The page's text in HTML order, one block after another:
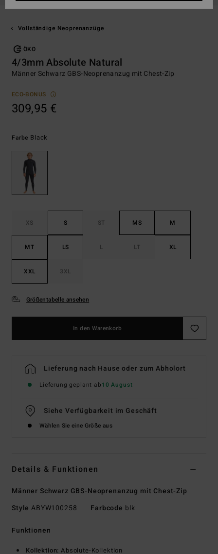
Vollständige Neoprenanzüge
ÖKO
4/3mm Absolute Natural
Männer Schwarz GBS-Neoprenanzug mit Chest-Zip
ECO-BONUS
309,95 €
Farbe Black
XS S ST MS M
MT LS L LT XL
XXL 3XL
Größentabelle ansehen
In den Warenkorb
Lieferung nach Hause oder zum Abholort
Lieferung geplant ab10 August
Siehe Verfügbarkeit im Geschäft
Wählen Sie eine Größe aus
Details & Funktionen
Männer Schwarz GBS-Neoprenanzug mit Chest-Zip
Style ABYW100258 Farbcode blk
Funktionen
Kollektion: Absolute-Kollektion